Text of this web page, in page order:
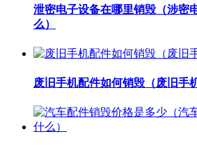
泄密电子设备在哪里销毁（涉密
么）
废旧手机配件如何销毁（废旧手